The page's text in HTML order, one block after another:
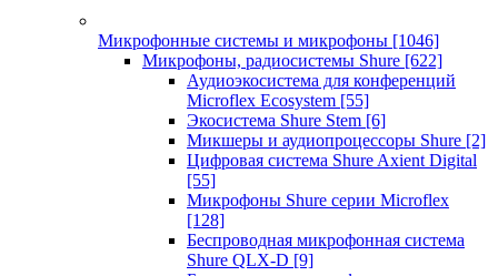
Микрофонные системы и микрофоны [1046]
Микрофоны, радиосистемы Shure [622]
Аудиоэкосистема для конференций
Microflex Ecosystem [55]
Экосистема Shure Stem [6]
Микшеры и аудиопроцессоры Shure [2]
Цифровая система Shure Axient Digital
[55]
Микрофоны Shure серии Microflex
[128]
Беспроводная микрофонная система
Shure QLX-D [9]